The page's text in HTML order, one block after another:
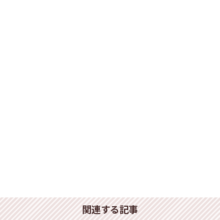
関連する記事